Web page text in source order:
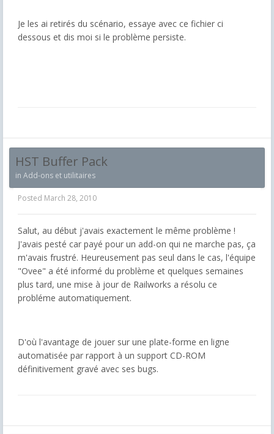
Je les ai retirés du scénario, essaye avec ce fichier ci
dessous et dis moi si le problème persiste.
HST Buffer Pack
in Add-ons et utilitaires
Posted March 28, 2010
Salut, au début j'avais exactement le même problème !
J'avais pesté car payé pour un add-on qui ne marche pas, ça
m'avais frustré. Heureusement pas seul dans le cas, l'équipe
"Ovee" a été informé du problème et quelques semaines
plus tard, une mise à jour de Railworks a résolu ce
probléme automatiquement.
D'où l'avantage de jouer sur une plate-forme en ligne
automatisée par rapport à un support CD-ROM
définitivement gravé avec ses bugs.